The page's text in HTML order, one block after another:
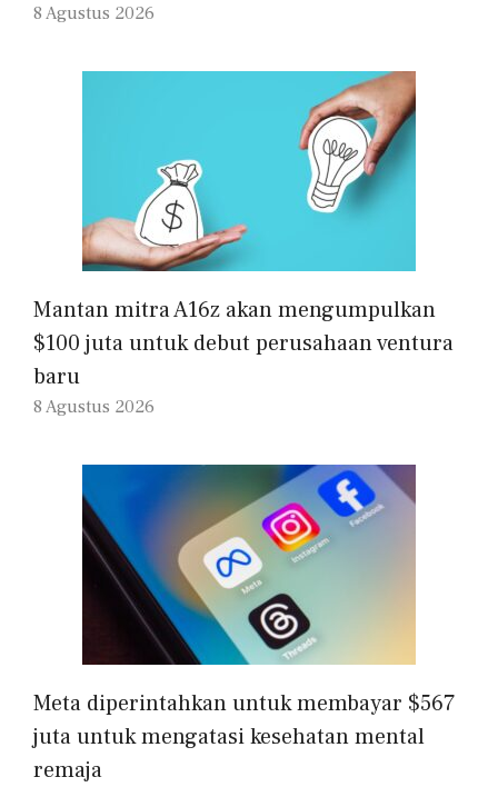
8 Agustus 2026
Mantan mitra A16z akan mengumpulkan
$100 juta untuk debut perusahaan ventura
baru
8 Agustus 2026
Meta diperintahkan untuk membayar $567
juta untuk mengatasi kesehatan mental
remaja